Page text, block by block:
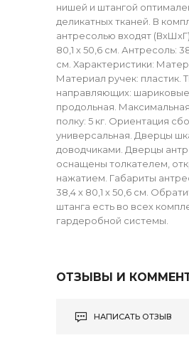
нишей и штангой
деликатных тканей. В
антресолью входят
80,1 х 50,6 см. Антресоль:
см. Характеристики:
Материал ручек: пластик.
направляющих:
продольная.
полку: 5 кг. Ориентация
универсальная. Дверцы
доводчиками. Дверцы
оснащены толкателем,
нажатием. Габариты
38,4 х 80,1 х 50,6 см.
штанга есть во всех
гардеробной системы.
ОТЗЫВЫ И
НАПИСАТЬ ОТЗЫВ